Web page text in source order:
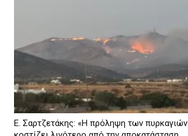
Ε. Σαρτζετάκης: «Η πρόληψη των πυρκαγιών